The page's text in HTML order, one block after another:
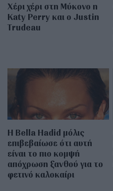
Χέρι χέρι στη Μύκονο η
Katy Perry και ο Justin
Trudeau
Η Bella Hadid μόλις
επιβεβαίωσε ότι αυτή
είναι το πιο κομψή
απόχρωση ξανθού για το
φετινό καλοκαίρι